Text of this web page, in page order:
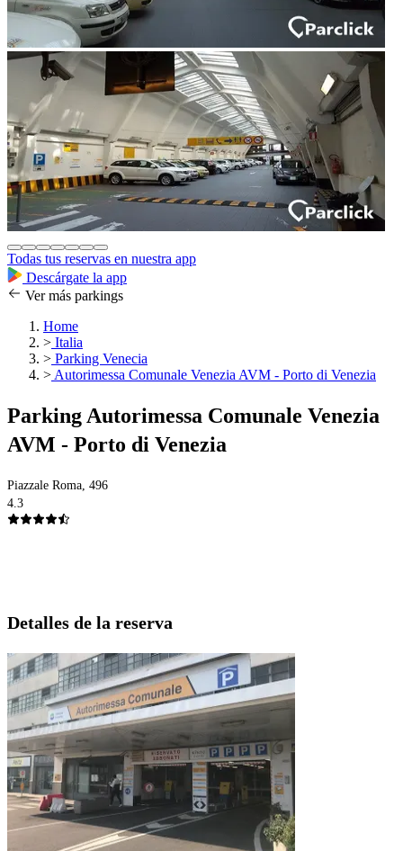
Todas tus reservas en nuestra app
Descárgate la app
Ver más parkings
Home
> Italia
> Parking Venecia
> Autorimessa Comunale Venezia AVM - Porto di Venezia
Parking Autorimessa Comunale Venezia
AVM - Porto di Venezia
Piazzale Roma, 496
4.3
Detalles de la reserva